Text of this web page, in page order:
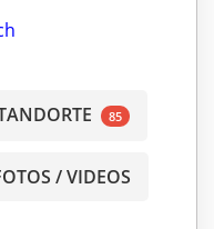
85
/ VIDEOS